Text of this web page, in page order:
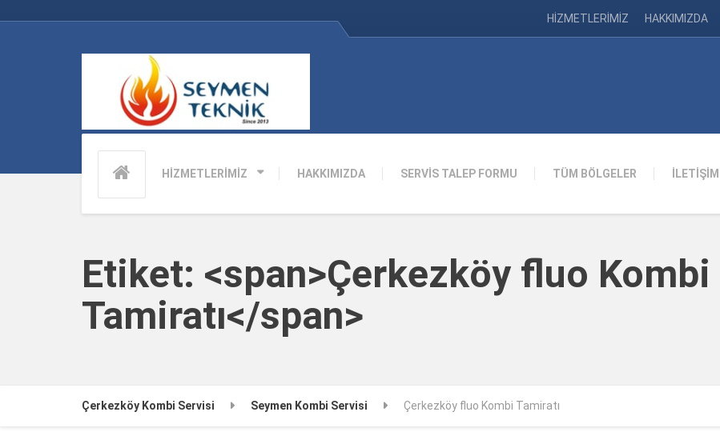
HİZMETLERİMİZ HAKKIMIZDA
HİZMETLERİMİZ HAKKIMIZDA SERVİS TALEP FORMU TÜM BÖLGELER İLETİŞİM
Etiket: <span>Çerkezköy fluo Kombi
Tamiratı</span>
Çerkezköy Kombi Servisi Seymen Kombi Servisi Çerkezköy fluo Kombi Tamiratı